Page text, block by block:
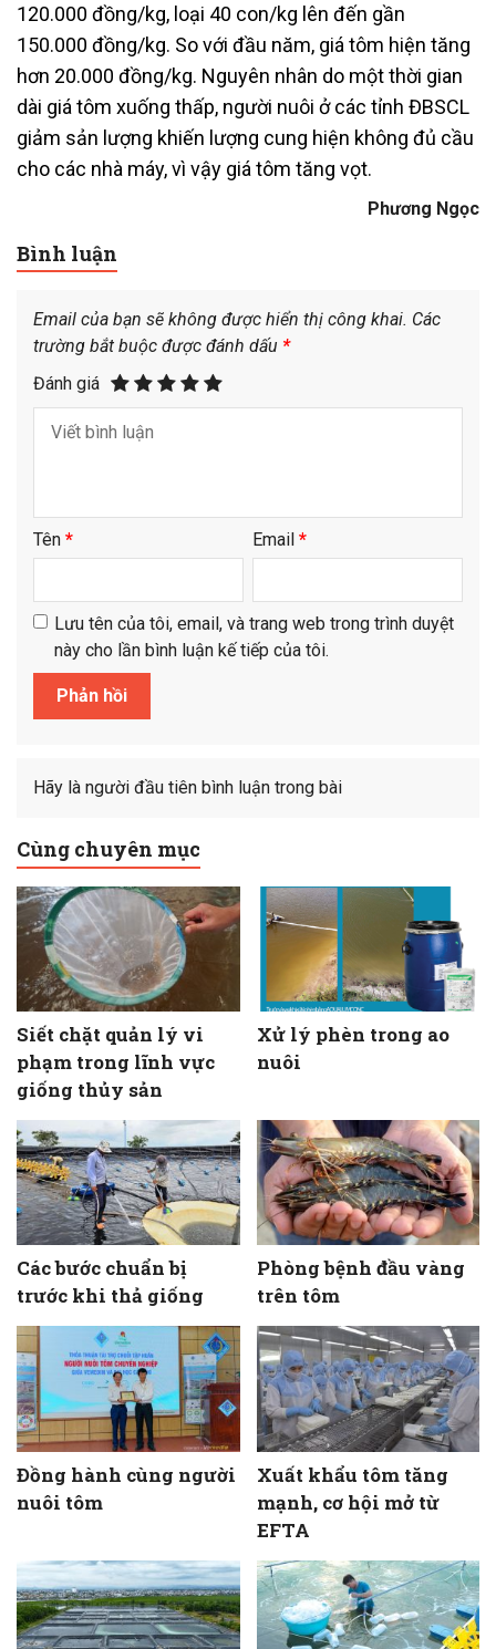
120.000 đồng/kg, loại 40 con/kg lên đến gần
150.000 đồng/kg. So với đầu năm, giá tôm hiện tăng
hơn 20.000 đồng/kg. Nguyên nhân do một thời gian
dài giá tôm xuống thấp, người nuôi ở các tỉnh ĐBSCL
giảm sản lượng khiến lượng cung hiện không đủ cầu
cho các nhà máy, vì vậy giá tôm tăng vọt.
Phương Ngọc
Bình luận
Email của bạn sẽ không được hiển thị công khai. Các
trường bắt buộc được đánh dấu *
Đánh giá
Tên * Email *
Lưu tên của tôi, email, và trang web trong trình duyệt
này cho lần bình luận kế tiếp của tôi.
Hãy là người đầu tiên bình luận trong bài
Cùng chuyên mục
Siết chặt quản lý vi
phạm trong lĩnh vực
giống thủy sản
Xử lý phèn trong ao
nuôi
Các bước chuẩn bị
trước khi thả giống
Phòng bệnh đầu vàng
trên tôm
Đồng hành cùng người
nuôi tôm
Xuất khẩu tôm tăng
mạnh, cơ hội mở từ
EFTA